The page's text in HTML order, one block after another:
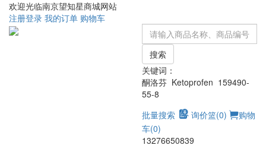
欢迎光临南京望知星商城网站
注册登录 我的订单 购物车
搜索
关键词：
酮洛芬 Ketoprofen 159490-
55-8
批量搜索
询价篮(0)
购物
车(0)
13276650839